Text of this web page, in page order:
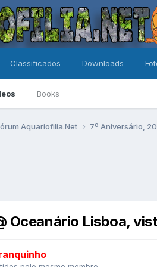
Classificados Downloads
Books
Aquariofilia.Net 7º Aniversário,
Oceanário Lisboa,